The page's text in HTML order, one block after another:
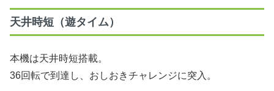
天井時短（遊タイム）
本機は天井時短搭載。
36回転で到達し、おしおきチャレンジに突入。